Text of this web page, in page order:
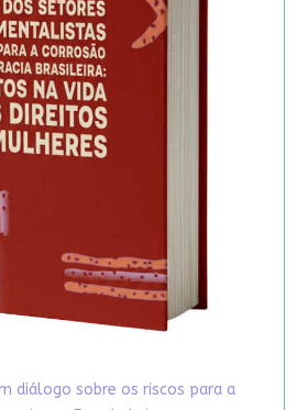
diálogo sobre os riscos para a